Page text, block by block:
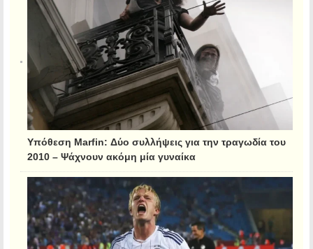
Υπόθεση Marfin: Δύο συλλήψεις για την τραγωδία του
2010 – Ψάχνουν ακόμη μία γυναίκα